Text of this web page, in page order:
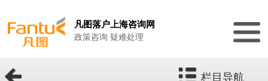
凡图落户上海咨询网
政策咨询 疑难处理
栏目导航